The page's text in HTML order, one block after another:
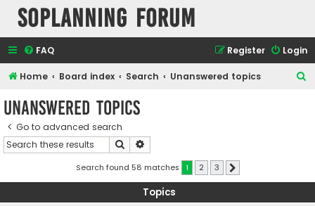
SOPlanning Forum
FAQ Login
Register
Home Board index Search Unanswered topics
Unanswered topics
Go to advanced search
Search
Search found 58 matches 1 2 3
Topics